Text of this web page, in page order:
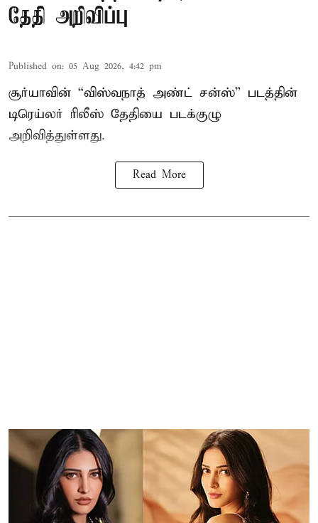
தேதி அறிவிப்பு
Published on: 05 Aug 2026, 4:42 pm
சூர்யாவின் “விஸ்வநாத் அண்ட் சன்ஸ்” படத்தின்
டிரெய்லர் ரிலீஸ் தேதியை படக்குழு
அறிவித்துள்ளது.
Read More